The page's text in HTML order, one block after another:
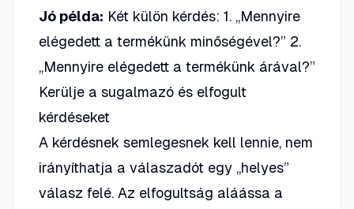
Jó példa: Két külön kérdés: 1. „Mennyire
elégedett a termékünk minőségével?” 2.
„Mennyire elégedett a termékünk árával?”
Kerülje a sugalmazó és elfogult
kérdéseket
A kérdésnek semlegesnek kell lennie, nem
irányíthatja a válaszadót egy „helyes”
válasz felé. Az elfogultság aláássa a